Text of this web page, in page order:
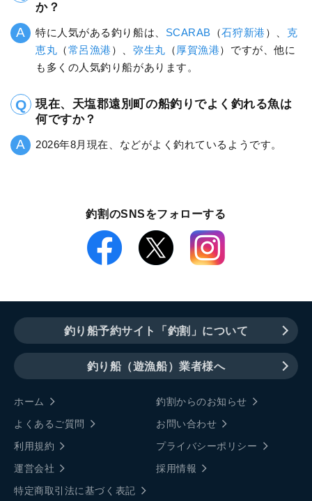
か？
特に人気がある釣り船は、 SCARAB （石狩新港 ）、 克
恵丸 （常呂漁港 ）、 弥生丸 （ 厚賀漁港）ですが、他に
も多くの人気釣り船があります。
現在、天塩郡遠別町の船釣りでよく釣れる魚は
何ですか？
2026年8月現在、などがよく釣れているようです。
釣割のSNSをフォローする
釣り船予約サイト「釣割」について
釣り船（遊漁船）業者様へ
ホーム
釣割からのお知らせ
よくあるご質問
お問い合わせ
利用規約
プライバシーポリシー
運営会社
採用情報
特定商取引法に基づく表記